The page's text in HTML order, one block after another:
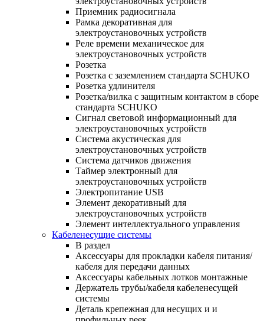
Приемник радиосигнала
Рамка декоративная для
электроустановочных устройств
Реле времени механическое для
электроустановочных устройств
Розетка
Розетка с заземлением стандарта SCHUKO
Розетка удлинителя
Розетка/вилка с защитным контактом в сборе
стандарта SCHUKO
Сигнал световой информационный для
электроустановочных устройств
Система акустическая для
электроустановочных устройств
Система датчиков движения
Таймер электронный для
электроустановочных устройств
Электропитание USB
Элемент декоративный для
электроустановочных устройств
Элемент интеллектуального управления
Кабеленесущие системы
В раздел
Аксессуары для прокладки кабеля питания/
кабеля для передачи данных
Аксессуары кабельных лотков монтажные
Держатель трубы/кабеля кабеленесущей
системы
Деталь крепежная для несущих и и